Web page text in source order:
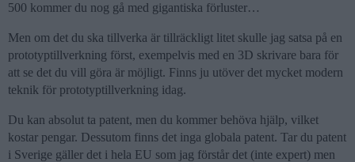
500 kommer du nog gå med gigantiska förluster…
Men om det du ska tillverka är tillräckligt litet skulle jag satsa på en
prototyptillverkning först, exempelvis med en 3D skrivare bara för
att se det du vill göra är möjligt. Finns ju utöver det mycket modern
teknik för prototyptillverkning idag.
Du kan absolut ta patent, men du kommer behöva hjälp, vilket
kostar pengar. Dessutom finns det inga globala patent. Tar du patent
i Sverige gäller det i hela EU som jag förstår det (inte expert) men